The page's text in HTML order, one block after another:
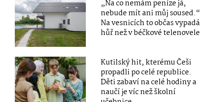
„Na co nemám peníze já,
nebude mít ani můj soused.“
Na vesnicích to občas vypadá
hůř než v béčkové telenovele
Kutilský hit, kterému Češi
propadli po celé republice.
Děti zabaví na celé hodiny a
naučí je víc než školní